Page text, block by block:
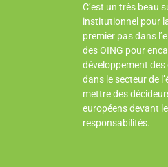
C’est un très beau
institutionnel pour
premier pas dans
des OING pour
développement des
dans le secteur de
mettre des
européens devant
responsabilités.